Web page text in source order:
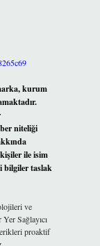
kurum
niteliği
ile isim
bilgiler taslak
ve
Sağlayıcı
proaktif